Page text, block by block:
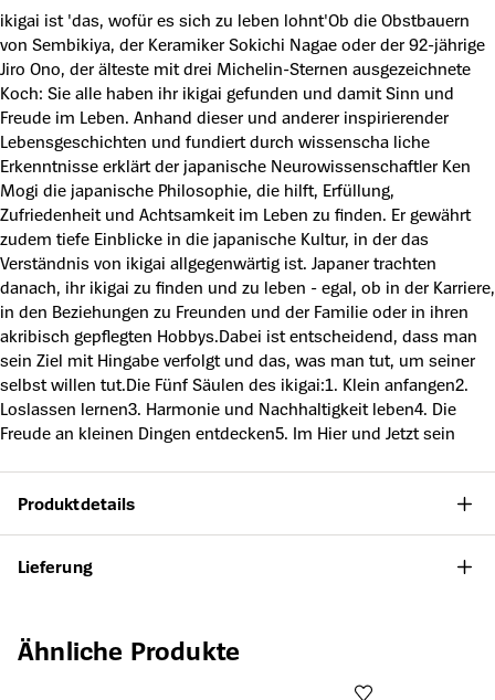
ikigai ist 'das, wofür es sich zu leben lohnt'Ob die Obstbauern
von Sembikiya, der Keramiker Sokichi Nagae oder der 92-jährige
Jiro Ono, der älteste mit drei Michelin-Sternen ausgezeichnete
Koch: Sie alle haben ihr ikigai gefunden und damit Sinn und
Freude im Leben. Anhand dieser und anderer inspirierender
Lebensgeschichten und fundiert durch wissenscha liche
Erkenntnisse erklärt der japanische Neurowissenschaftler Ken
Mogi die japanische Philosophie, die hilft, Erfüllung,
Zufriedenheit und Achtsamkeit im Leben zu finden. Er gewährt
zudem tiefe Einblicke in die japanische Kultur, in der das
Verständnis von ikigai allgegenwärtig ist. Japaner trachten
danach, ihr ikigai zu finden und zu leben - egal, ob in der Karriere,
in den Beziehungen zu Freunden und der Familie oder in ihren
akribisch gepflegten Hobbys.Dabei ist entscheidend, dass man
sein Ziel mit Hingabe verfolgt und das, was man tut, um seiner
selbst willen tut.Die Fünf Säulen des ikigai:1. Klein anfangen2.
Loslassen lernen3. Harmonie und Nachhaltigkeit leben4. Die
Freude an kleinen Dingen entdecken5. Im Hier und Jetzt sein
Produktdetails
Lieferung
Produktgalerie überspringen
Ähnliche Produkte